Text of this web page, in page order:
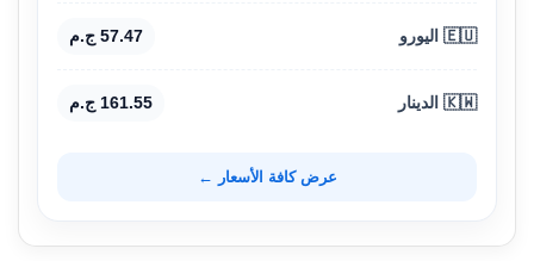
🇪🇺 اليورو 57.47 ج.م
🇰🇼 الدينار 161.55 ج.م
عرض كافة الأسعار ←